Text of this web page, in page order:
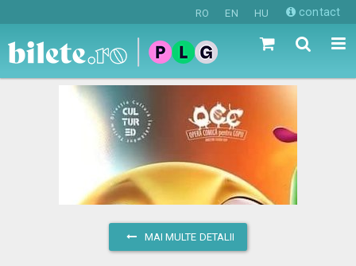
RO EN HU contact
MAI MULTE DETALII